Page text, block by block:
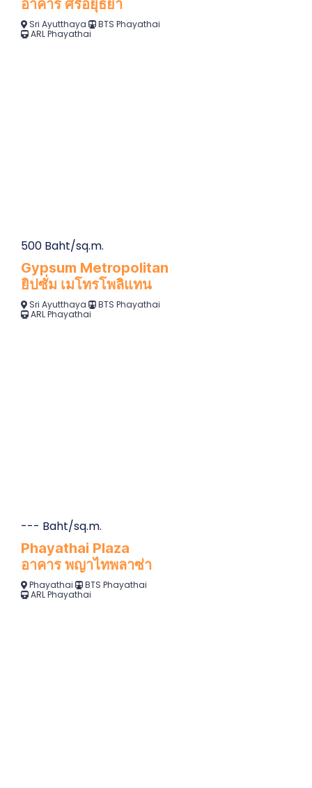
อาคาร ศรีอยุธยา
Sri Ayutthaya
BTS Phayathai
ARL Phayathai
500 Baht/sq.m.
Gypsum Metropolitan
ยิปซั่ม เมโทรโพลิแทน
Sri Ayutthaya
BTS Phayathai
ARL Phayathai
--- Baht/sq.m.
Phayathai Plaza
อาคาร พญาไทพลาซ่า
Phayathai
BTS Phayathai
ARL Phayathai